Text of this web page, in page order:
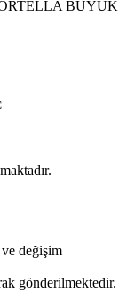
BÜYÜK
değişim
gönderilmektedir.